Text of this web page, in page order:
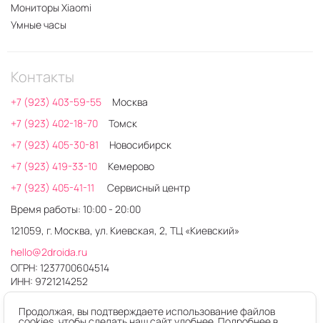
Мониторы Xiaomi
Умные часы
Контакты
+7 (923) 403-59-55
Москва
+7 (923) 402-18-70
Томск
+7 (923) 405-30-81
Новосибирск
+7 (923) 419-33-10
Кемерово
+7 (923) 405-41-11
Сервисный центр
Время работы: 10:00 - 20:00
121059, г. Москва, ул. Киевская, 2, ТЦ «Киевский»
hello@2droida.ru
ОГРН: 1237700604514
ИНН: 9721214252
Продолжая, вы подтверждаете использование файлов